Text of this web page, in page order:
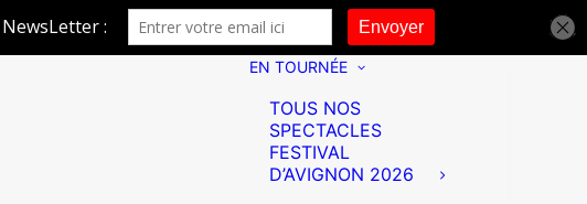
EN TOURNÉE
TOUS NOS
SPECTACLES
FESTIVAL
D’AVIGNON 2026